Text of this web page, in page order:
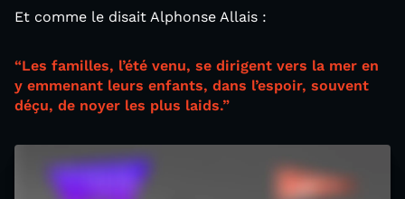
Et comme le disait Alphonse Allais :
“Les familles, l’été venu, se dirigent vers la mer en
y emmenant leurs enfants, dans l’espoir, souvent
déçu, de noyer les plus laids.”